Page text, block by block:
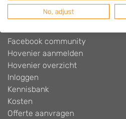
Cookiebeleid
Disclaimer
Facebook community
Hovenier aanmelden
Hovenier overzicht
Inloggen
Kennisbank
Kosten
Offerte aanvragen
No, adjust